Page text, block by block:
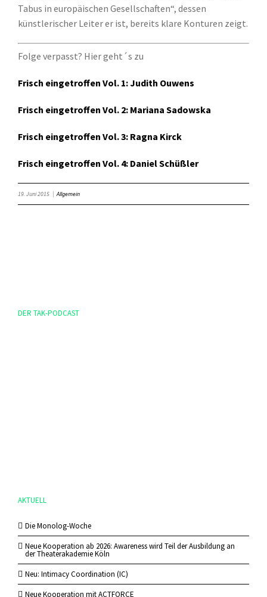
Tabus in europäischen Gesellschaften“, dessen
künstlerischer Leiter er ist, bereits klare Konturen zeigt.
Folge verpasst? Hier geht´s zu
Frisch eingetroffen Vol. 1: Judith Ouwens
Frisch eingetroffen Vol. 2: Mariana Sadowska
Frisch eingetroffen Vol. 3: Ragna Kirck
Frisch eingetroffen Vol. 4: Daniel Schüßler
19. Juni 2015 | Allgemein
DER TAK-PODCAST
AKTUELL
Die Monolog-Woche
Neue Kooperation ab 2026: Awareness wird Teil der Ausbildung an
der Theaterakademie Köln
Neu: Intimacy Coordination (IC)
Neue Kooperation mit ACTFORCE